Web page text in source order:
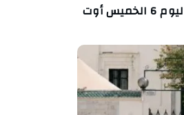
تونس الآن/ النشرة الصباحية ليوم 6 الخميس أوت